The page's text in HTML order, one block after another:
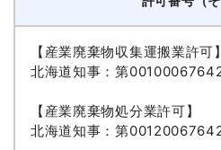
【産業廃棄物収集運搬業許可】
北海道知事：第
【産業廃棄物処分業許可】
北海道知事：第